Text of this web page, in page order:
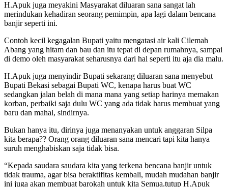
H.Apuk juga meyakini Masyarakat diluaran sana sangat lah
merindukan kehadiran seorang pemimpin, apa lagi dalam bencana
banjir seperti ini.
Contoh kecil kegagalan Bupati yaitu mengatasi air kali Cilemah
Abang yang hitam dan bau dan itu tepat di depan rumahnya, sampai
di demo oleh masyarakat seharusnya dari hal seperti itu aja dia malu.
H.Apuk juga menyindir Bupati sekarang diluaran sana menyebut
Bupati Bekasi sebagai Bupati WC, kenapa harus buat WC
sedangkan jalan belah di mana mana yang setiap harinya memakan
korban, perbaiki saja dulu WC yang ada tidak harus membuat yang
baru dan mahal, sindirnya.
Bukan hanya itu, dirinya juga menanyakan untuk anggaran Silpa
kita berapa?? Orang orang diluaran sana mencari tapi kita hanya
suruh menghabiskan saja tidak bisa.
“Kepada saudara saudara kita yang terkena bencana banjir untuk
tidak trauma, agar bisa beraktifitas kembali, mudah mudahan banjir
ini juga akan membuat barokah untuk kita Semua.tutup H.Apuk